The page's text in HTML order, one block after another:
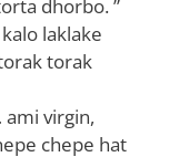
dhorbo. ”
laklake
torak
ami virgin,
chepe hat